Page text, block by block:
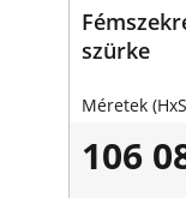
szürke
Méretek
106